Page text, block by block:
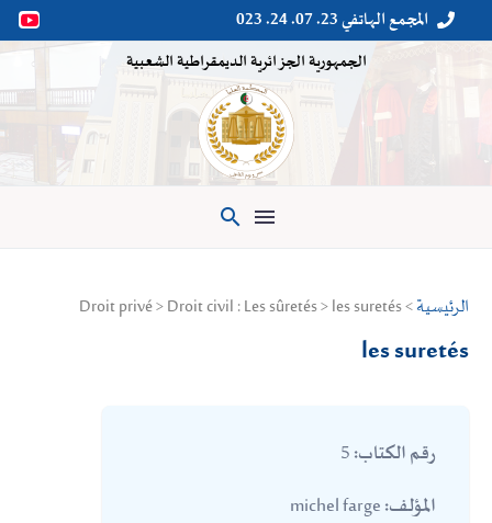

 المجمع الهاتفي 23. 07. 24. 023
الجمهورية الجزائرية الديمقراطية الشعبية

الرئيسية> Droit privé > Droit civil : Les sûretés > les suretés
les suretés
رقم الكتاب:
المؤلف: